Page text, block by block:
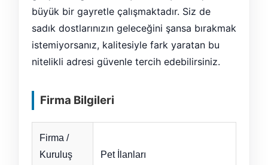
büyük bir gayretle çalışmaktadır. Siz de
sadık dostlarınızın geleceğini şansa bırakmak
istemiyorsanız, kalitesiyle fark yaratan bu
nitelikli adresi güvenle tercih edebilirsiniz.
Firma Bilgileri
Firma /
Kuruluş
Pet İlanları